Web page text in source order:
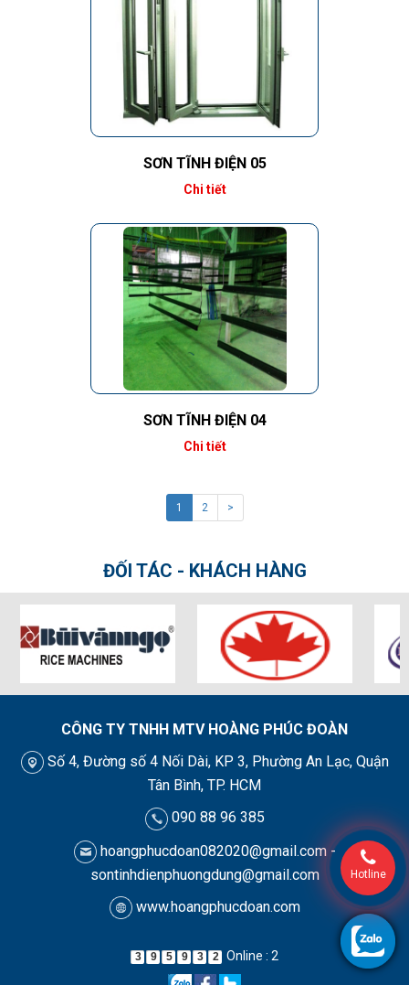
SƠN TĨNH ĐIỆN 05
Chi tiết
SƠN TĨNH ĐIỆN 04
Chi tiết
1 2 >
ĐỐI TÁC - KHÁCH HÀNG
CÔNG TY TNHH MTV HOÀNG PHÚC ĐOÀN
Số 4, Đường số 4 Nối Dài, KP 3, Phường An Lạc, Quận
Tân Bình, TP. HCM
090 88 96 385
hoangphucdoan082020@gmail.com -
sontinhdienphuongdung@gmail.com
www.hoangphucdoan.com
3 9 5 9 3 2 Online : 2
Hotline